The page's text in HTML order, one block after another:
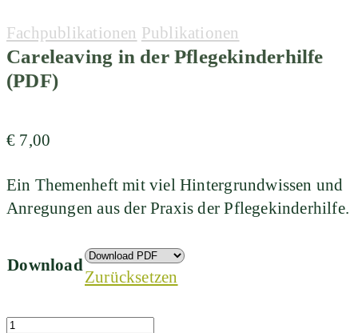
Categories:
Fachpublikationen Publikationen
Careleaving in der Pflegekinderhilfe
(PDF)
€ 7,00
Ein Themenheft mit viel Hintergrundwissen und
Anregungen aus der Praxis der Pflegekinderhilfe.
Download
Zurücksetzen
Quantity